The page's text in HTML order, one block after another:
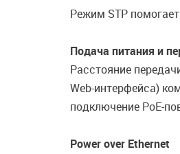
Режим STP
Подача питания и
Расстояние
Web-интерфейса)
подключение PoE-
Power over Ethernet